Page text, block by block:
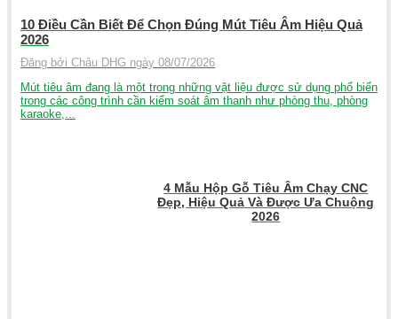
10 Điều Cần Biết Để Chọn Đúng Mút Tiêu Âm Hiệu Quả
2026
Đăng bởi Châu DHG ngày 08/07/2026
Mút tiêu âm đang là một trong những vật liệu được sử dụng phổ biến
trong các công trình cần kiểm soát âm thanh như phòng thu, phòng
karaoke,...
4 Mẫu Hộp Gỗ Tiêu Âm Chạy CNC
Đẹp, Hiệu Quả Và Được Ưa Chuộng
2026